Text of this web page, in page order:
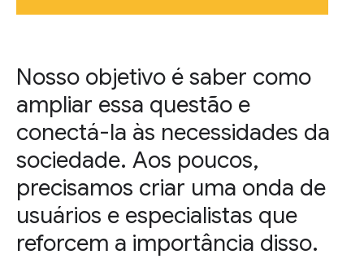
Nosso objetivo é saber como
ampliar essa questão e
conectá-la às necessidades da
sociedade. Aos poucos,
precisamos criar uma onda de
usuários e especialistas que
reforcem a importância disso.